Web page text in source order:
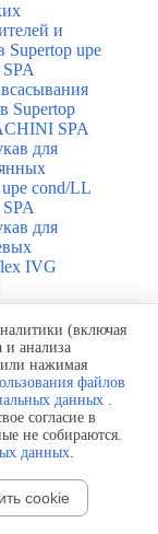
и
upe
Supertop
SPA
для
cond/LL
для
IVG
веществ и
IVG
веществ и
omega IVG
для
SPA
Real
(включая
и анализа
или нажимая
файлов
данных .
согласие в
не собираются.
данных.
cookie